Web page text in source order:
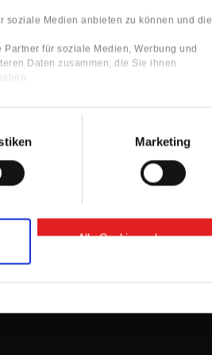
soziale Medien anbieten zu können und die
für soziale Medien, Werbung und
Daten zusammen, die Sie ihnen
Marketing
Alle Cookies zulassen